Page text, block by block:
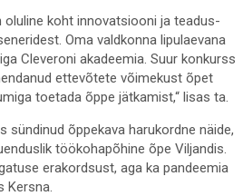
koht innovatsiooni ja teadus-
Oma valdkonna lipulaevana
Cleveroni akadeemia. Suur konkurss
ettevõtete võimekust õpet
toetada õppe jätkamist,“ lisas ta.
õppekava harukordne näide,
töökohapõhine õpe Viljandis.
erakordsust, aga ka pandeemia
Kersna.